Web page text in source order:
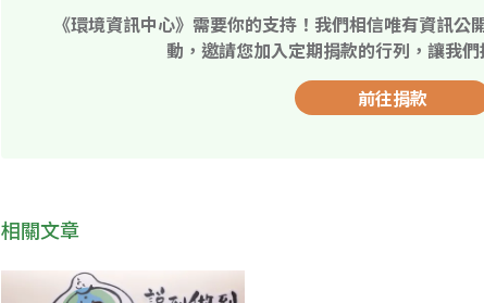
《環境資訊中心》需要你的支持！我們相信唯有資訊
動，邀請您加入定期捐款的行列，讓我
前往捐款
相關文章